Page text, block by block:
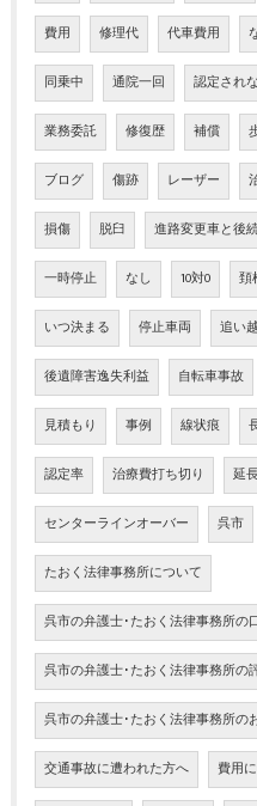
費用 修理代 代車費用
同乗中 通院一回 認定され
業務委託 修復歴 補償
ブログ 傷跡 レーザー
損傷 脱臼 進路変更車と後
一時停止 なし 10対0 頚
いつ決まる 停止車両 追い
後遺障害逸失利益 自転車事故
見積もり 事例 線状痕
認定率 治療費打ち切り 延
センターラインオーバー 呉市
たおく法律事務所について
呉市の弁護士･たおく法律事務所の
呉市の弁護士･たおく法律事務所の
呉市の弁護士･たおく法律事務所の
交通事故に遭われた方へ 費用